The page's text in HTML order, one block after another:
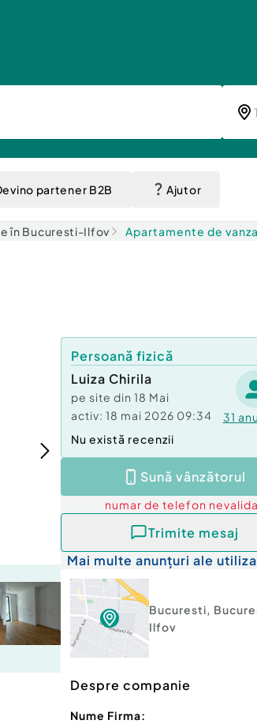
partener B2B Ajutor
în Bucuresti-Ilfov Apartamente de
Persoană fizică
Luiza Chirila
pe site din 18 Mai
activ: 18 mai 2026 09:34 31
Nu există recenzii
Sună vânzătorul
numar de telefon
Trimite mesaj
Mai multe anunțuri ale
Bucuresti,
Ilfov
Despre companie
Nume Firma: